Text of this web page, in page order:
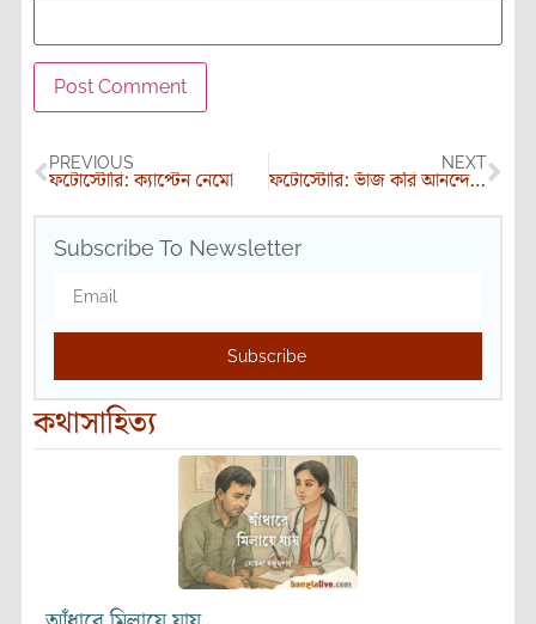
PREVIOUS
ফটোস্টোরি: ক্যাপ্টেন নেমো
NEXT
ফটোস্টোরি: ভাঁজ করি আনন্দে – ২
Subscribe To Newsletter
Subscribe
কথাসাহিত্য